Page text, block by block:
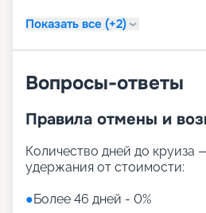
Показать все (+2)
Вопросы-ответы
Правила отмены и
Количество дней до круиза
удержания от стоимости:
●Более 46 дней - 0%